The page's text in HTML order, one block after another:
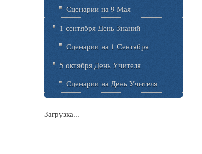
Сценарии на 9 Мая
1 сентября День Знаний
Сценарии на 1 Сентября
5 октября День Учителя
Сценарии на День Учителя
Загрузка...